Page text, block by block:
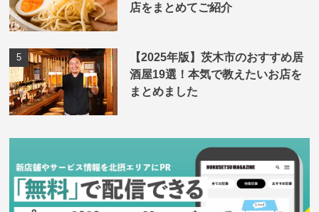
店をまとめてご紹介
【2025年版】茨木市のおすすめ居
酒屋19選！本気で教えたいお店を
まとめました